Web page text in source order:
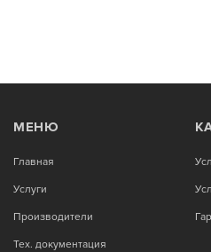
МЕНЮ
Главная
Услуги
Производители
Тех. документация